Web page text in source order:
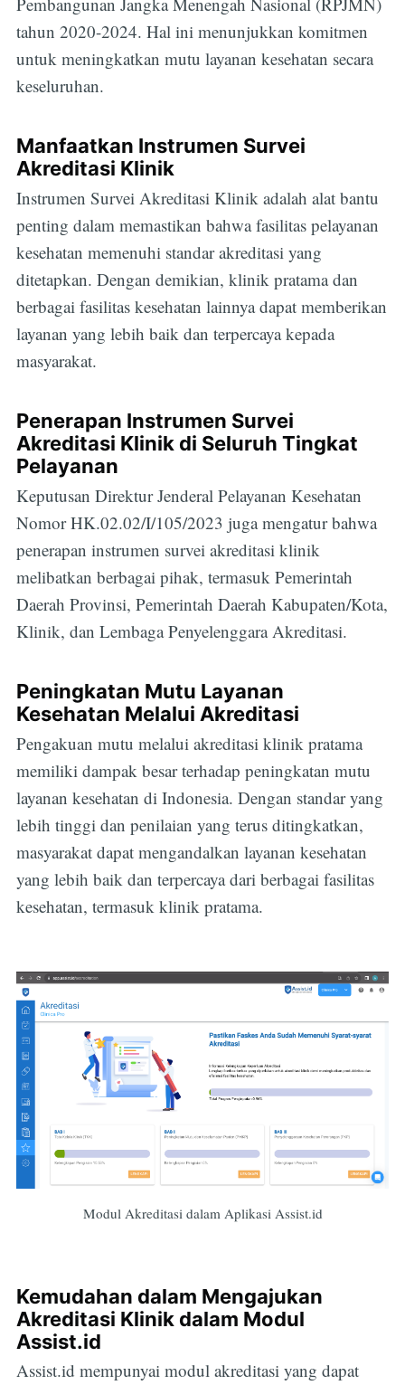
tahun 2020-2024. Hal ini menunjukkan komitmen
untuk meningkatkan mutu layanan kesehatan secara
keseluruhan.
Manfaatkan Instrumen Survei
Akreditasi Klinik
Instrumen Survei Akreditasi Klinik adalah alat bantu
penting dalam memastikan bahwa fasilitas pelayanan
kesehatan memenuhi standar akreditasi yang
ditetapkan. Dengan demikian, klinik pratama dan
berbagai fasilitas kesehatan lainnya dapat memberikan
layanan yang lebih baik dan terpercaya kepada
masyarakat.
Penerapan Instrumen Survei
Akreditasi Klinik di Seluruh Tingkat
Pelayanan
Keputusan Direktur Jenderal Pelayanan Kesehatan
Nomor HK.02.02/I/105/2023 juga mengatur bahwa
penerapan instrumen survei akreditasi klinik
melibatkan berbagai pihak, termasuk Pemerintah
Daerah Provinsi, Pemerintah Daerah Kabupaten/Kota,
Klinik, dan Lembaga Penyelenggara Akreditasi.
Peningkatan Mutu Layanan
Kesehatan Melalui Akreditasi
Pengakuan mutu melalui akreditasi klinik pratama
memiliki dampak besar terhadap peningkatan mutu
layanan kesehatan di Indonesia. Dengan standar yang
lebih tinggi dan penilaian yang terus ditingkatkan,
masyarakat dapat mengandalkan layanan kesehatan
yang lebih baik dan terpercaya dari berbagai fasilitas
kesehatan, termasuk klinik pratama.
Modul Akreditasi dalam Aplikasi Assist.id
Kemudahan dalam Mengajukan
Akreditasi Klinik dalam Modul
Assist.id
Assist.id mempunyai modul akreditasi yang dapat